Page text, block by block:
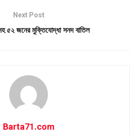
Next Post
৫২ জনের মুক্তিযোদ্ধা সনদ বাতিল
Barta71.com